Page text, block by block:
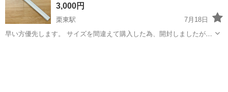
3,000円
栗東駅
7月18日
早い方優先します。 サイズを間違えて購入した為、開封しましたが、